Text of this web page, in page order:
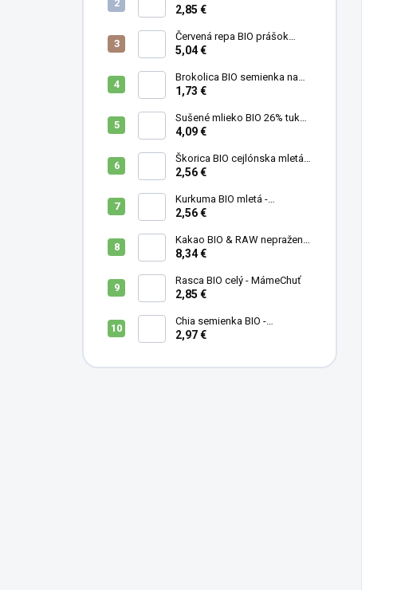
g
2,85 €
Červená repa BIO prášok
(cvikla) - MámeChuť
5,04 €
Brokolica BIO semienka na
klíčenie - 10 g
1,73 €
Sušené mlieko BIO 26% tuku -
MámeChuť
4,09 €
Škorica BIO cejlónska mletá -
MámeChuť
2,56 €
Kurkuma BIO mletá -
MámeChuť
2,56 €
Kakao BIO & RAW nepražené
- MámeChuť
8,34 €
Rasca BIO celý - MámeChuť
2,85 €
Chia semienka BIO -
MámeChuť
2,97 €